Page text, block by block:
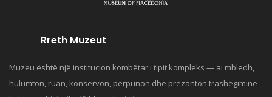
Rreth Muzeut
Muzeu është një institucion kombëtar i tipit kompleks — ai mbledh,
hulumton, ruan, konservon, përpunon dhe prezanton trashëgiminë